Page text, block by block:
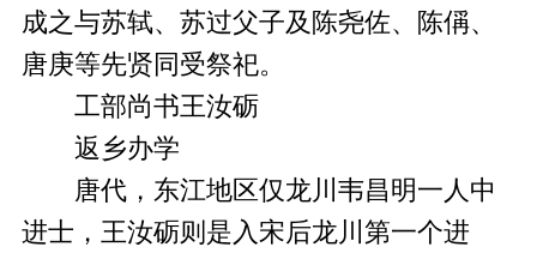
成之与苏轼、苏过父子及陈尧佐、陈偁、
唐庚等先贤同受祭祀。
工部尚书王汝砺
返乡办学
唐代，东江地区仅龙川韦昌明一人中
进士，王汝砺则是入宋后龙川第一个进